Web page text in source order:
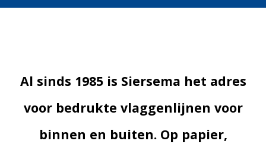
Al sinds 1985 is Siersema het adres
voor bedrukte vlaggenlijnen voor
binnen en buiten. Op papier,